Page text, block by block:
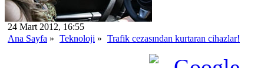
24 Mart 2012, 16:55
Ana Sayfa » Teknoloji » Trafik cezasından kurtaran cihazlar!